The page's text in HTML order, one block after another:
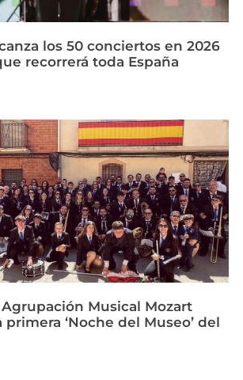
los 50 conciertos en 2026
recorrerá toda España
Musical Mozart
‘Noche del Museo’ del